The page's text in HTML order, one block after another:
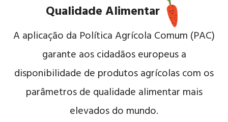
Qualidade Alimentar
A aplicação da Política Agrícola Comum (PAC)
garante aos cidadãos europeus a
disponibilidade de produtos agrícolas com os
parâmetros de qualidade alimentar mais
elevados do mundo.